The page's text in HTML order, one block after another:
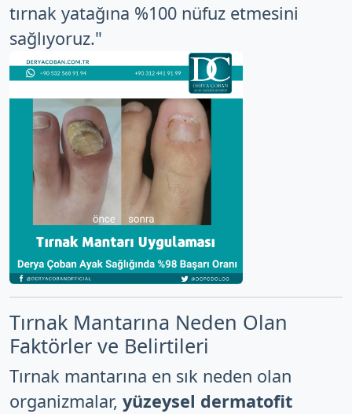
tırnak yatağına %100 nüfuz etmesini
sağlıyoruz."
Tırnak Mantarına Neden Olan
Faktörler ve Belirtileri
Tırnak mantarına en sık neden olan
organizmalar, yüzeysel dermatofit